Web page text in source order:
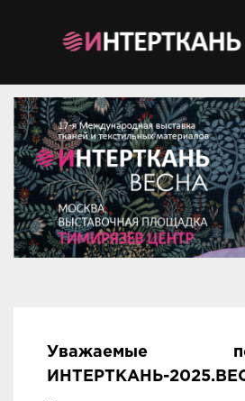
Уважаемые
ИНТЕРТКАНЬ-
Мероприятия
Организации
О сервисе
Организациям
Контакты
Организаторам